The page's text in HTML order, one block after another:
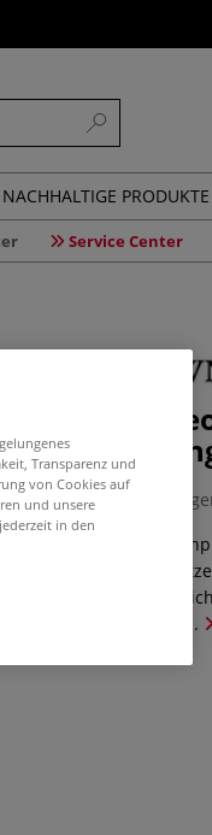
NACHHALTIGE PRODUKTE
Service Center
ROWNEY
0
Georgian
des Filbertpinsel
Pinselstriche mit
Pinselstrichen.
Transparenz und
von Cookies auf
und unsere
in den